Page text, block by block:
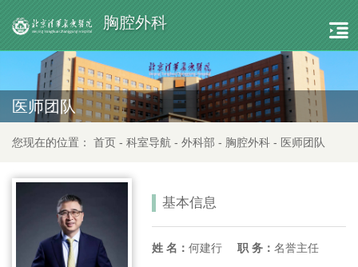
胸腔外科
医师团队
您现在的位置： 首页 - 科室导航 - 外科部 - 胸腔外科 - 医师团队
基本信息
姓 名： 何建行 职 务：名誉主任